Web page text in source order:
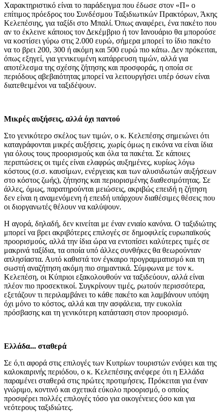
Χαρακτηριστικό είναι το παράδειγμα που έδωσε στον «Π» ο
επίτιμος πρόεδρος του Συνδέσμου Ταξιδιωτικών Πρακτόρων, Άκης
Κελεπέσιης, για ταξίδι στο Μπαλί. Όπως αναφέρει, ένα πακέτο που
αν το έκλεινε κάποιος τον Δεκέμβριο ή τον Ιανουάριο θα μπορούσε
να κοστίσει γύρω στις 2.000 ευρώ, σήμερα μπορεί το ίδιο πακέτο
να το βρει 200, 300 ή ακόμη και 500 ευρώ πιο κάτω. Δεν πρόκειται,
όπως εξηγεί, για γενικευμένη κατάρρευση τιμών, αλλά για
αποτέλεσμα της σχέσης ζήτησης και προσφοράς, η οποία σε
περιόδους αβεβαιότητας μπορεί να λειτουργήσει υπέρ όσων είναι
διατεθειμένοι να ταξιδέψουν.
Μικρές αυξήσεις, αλλά όχι παντού
Στο γενικότερο σκέλος των τιμών, ο κ. Κελεπέσης σημειώνει ότι
καταγράφονται μικρές αυξήσεις, χωρίς όμως η εικόνα να είναι ίδια
για όλους τους προορισμούς και όλα τα πακέτα. Σε κάποιες
περιπτώσεις οι τιμές είναι ελαφρώς αυξημένες, κυρίως λόγω
κόστους (σ.σ. καυσίμων, ενέργειας και των αλυσιδωτών αυξήσεων
στο κόστος ζωής), ζήτησης και περιορισμένης διαθεσιμότητας. Σε
άλλες, όμως, παρατηρούνται μειώσεις, ακριβώς επειδή η ζήτηση
δεν είναι η αναμενόμενη ή επειδή υπάρχουν διαθέσιμες θέσεις που
οι διοργανωτές θέλουν να καλύψουν.
Η αγορά, δηλαδή, δεν κινείται με έναν ενιαίο κανόνα. Ο ταξιδιώτης
μπορεί να βρει ακριβότερες επιλογές σε δημοφιλείς ευρωπαϊκούς
προορισμούς, αλλά την ίδια ώρα να εντοπίσει καλύτερες τιμές σε
μακρινά ταξίδια, τα οποία υπό άλλες συνθήκες θα θεωρούνταν
απλησίαστα. Αυτό καθιστά τον έγκαιρο προγραμματισμό και τη
σωστή αναζήτηση ακόμη πιο σημαντικά. Σύμφωνα με τον κ.
Κελεπέση, οι Κύπριοι εξακολουθούν να ταξιδεύουν, αλλά είναι
πλέον πιο προσεκτικοί. Συγκρίνουν τιμές, ρωτούν περισσότερα,
εξετάζουν τι περιλαμβάνει το κάθε πακέτο και λαμβάνουν υπόψη
όχι μόνο το κόστος, αλλά και την ασφάλεια, την ευκολία
πρόσβασης και τη γενικότερη κατάσταση στον προορισμό.
Ελλάδα... σταθερά
Σε ό,τι αφορά στις επιλογές των Κυπρίων τουριστών ενόψει και της
καλοκαιρινής περιόδου, ο κ. Κελεπέσιης ανέφερε ότι η Ελλάδα
παραμένει σταθερά στις πρώτες προτιμήσεις. Πρόκειται για έναν
γνώριμο, κοντινό και σχετικά εύκολο προορισμό, ο οποίος
προσφέρει πολλές επιλογές τόσο για οικογένειες όσο και για
νεότερους ταξιδιώτες.